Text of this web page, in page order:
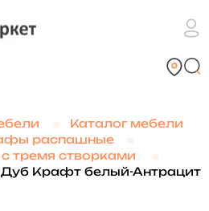
Каталог мебели
распашные
створками
Крафт белый-Антрацит